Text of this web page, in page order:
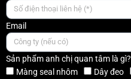
Email
Sản phẩm anh chị quan tâm là gì?
Màng seal nhôm
Dây đeo